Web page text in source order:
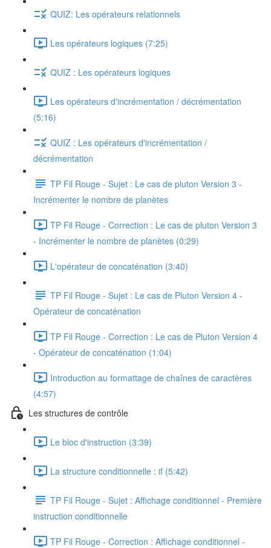
QUIZ: Les opérateurs relationnels
Les opérateurs logiques (7:25)
QUIZ : Les opérateurs logiques
Les opérateurs d'incrémentation / décrémentation
(5:16)
QUIZ : Les opérateurs d'incrémentation /
décrémentation
TP Fil Rouge - Sujet : Le cas de pluton Version 3 -
Incrémenter le nombre de planètes
TP Fil Rouge - Correction : Le cas de pluton Version 3
- Incrémenter le nombre de planètes (0:29)
L'opérateur de concaténation (3:40)
TP Fil Rouge - Sujet : Le cas de Pluton Version 4 -
Opérateur de concaténation
TP Fil Rouge - Correction : Le cas de Pluton Version 4
- Opérateur de concaténation (1:04)
Introduction au formattage de chaînes de caractères
(4:57)
Les structures de contrôle
Le bloc d'instruction (3:39)
La structure conditionnelle : if (5:42)
TP Fil Rouge - Sujet : Affichage conditionnel - Première
instruction conditionnelle
TP Fil Rouge - Correction : Affichage conditionnel -